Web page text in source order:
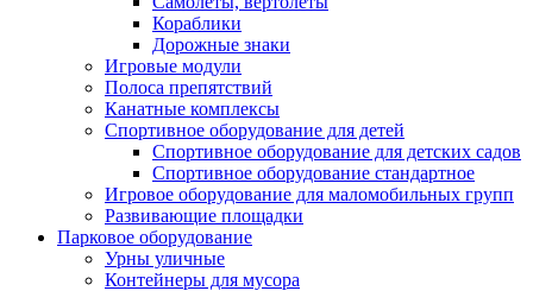
Кораблики
Дорожные знаки
Игровые модули
Полоса препятствий
Канатные комплексы
Спортивное оборудование для детей
Спортивное оборудование для детских садов
Спортивное оборудование стандартное
Игровое оборудование для маломобильных групп
Развивающие площадки
Парковое оборудование
Урны уличные
Контейнеры для мусора